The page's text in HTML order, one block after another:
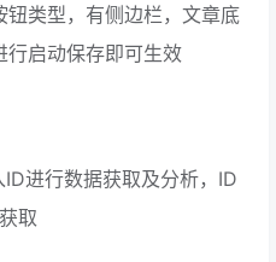
类型，有侧边栏，文章底
行启动保存即可生效
进行数据获取及分析，ID
取